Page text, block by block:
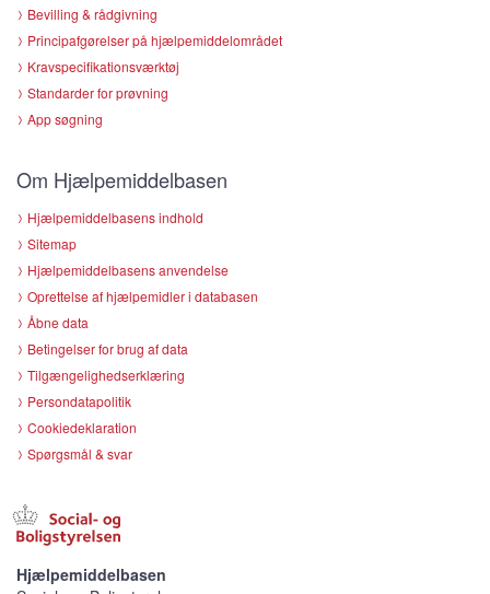
Bevilling & rådgivning
Principafgørelser på hjælpemiddelområdet
Kravspecifikationsværktøj
Standarder for prøvning
App søgning
Om Hjælpemiddelbasen
Hjælpemiddelbasens indhold
Sitemap
Hjælpemiddelbasens anvendelse
Oprettelse af hjælpemidler i databasen
Åbne data
Betingelser for brug af data
Tilgængelighedserklæring
Persondatapolitik
Cookiedeklaration
Spørgsmål & svar
Hjælpemiddelbasen